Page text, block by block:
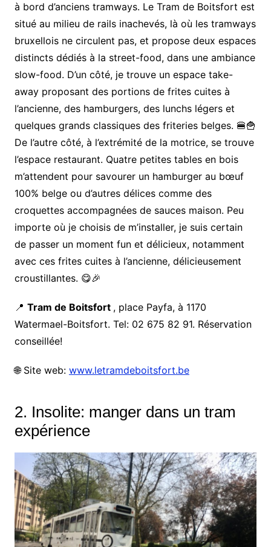
à bord d’anciens tramways. Le Tram de Boitsfort est
situé au milieu de rails inachevés, là où les tramways
bruxellois ne circulent pas, et propose deux espaces
distincts dédiés à la street-food, dans une ambiance
slow-food. D’un côté, je trouve un espace take-
away proposant des portions de frites cuites à
l’ancienne, des hamburgers, des lunchs légers et
quelques grands classiques des friteries belges. 🍔🍟
De l’autre côté, à l’extrémité de la motrice, se trouve
l’espace restaurant. Quatre petites tables en bois
m’attendent pour savourer un hamburger au bœuf
100% belge ou d’autres délices comme des
croquettes accompagnées de sauces maison. Peu
importe où je choisis de m’installer, je suis certain
de passer un moment fun et délicieux, notamment
avec ces frites cuites à l’ancienne, délicieusement
croustillantes. 😋🎉
📍 Tram de Boitsfort , place Payfa, à 1170
Watermael-Boitsfort. Tel: 02 675 82 91. Réservation
conseillée!
🌐 Site web: www.letramdeboitsfort.be
2. Insolite: manger dans un tram
expérience